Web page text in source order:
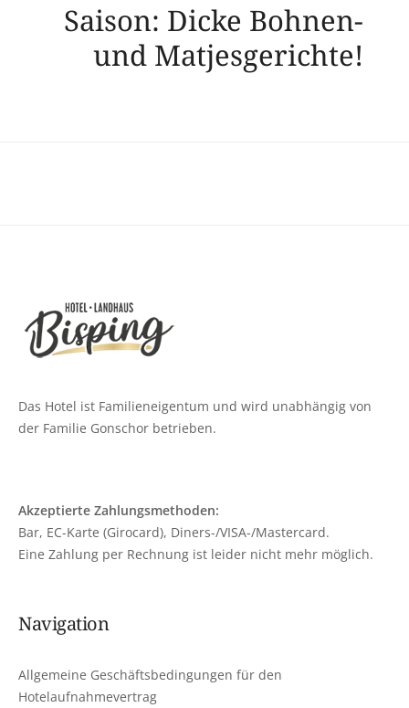
Saison: Dicke Bohnen-
und Matjesgerichte!
Das Hotel ist Familieneigentum und wird unabhängig von
der Familie Gonschor betrieben.
Akzeptierte Zahlungsmethoden:
Bar, EC-Karte (Girocard), Diners-/VISA-/Mastercard.
Eine Zahlung per Rechnung ist leider nicht mehr möglich.
Navigation
Allgemeine Geschäftsbedingungen für den
Hotelaufnahmevertrag